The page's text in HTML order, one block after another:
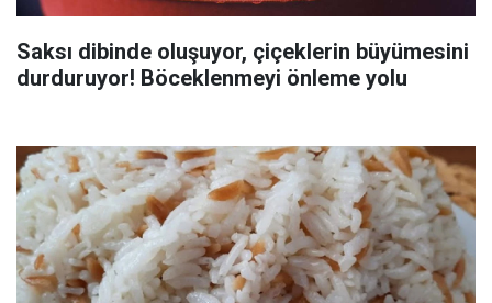
Saksı dibinde oluşuyor, çiçeklerin büyümesini
durduruyor! Böceklenmeyi önleme yolu